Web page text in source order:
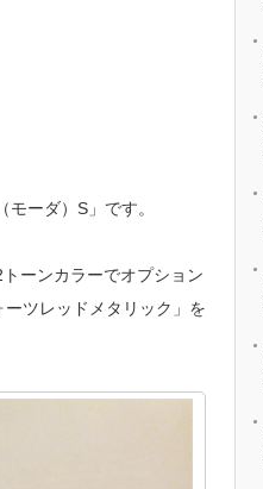
ーダ）S」です。
ーンカラーでオプション
ツレッドメタリック」を